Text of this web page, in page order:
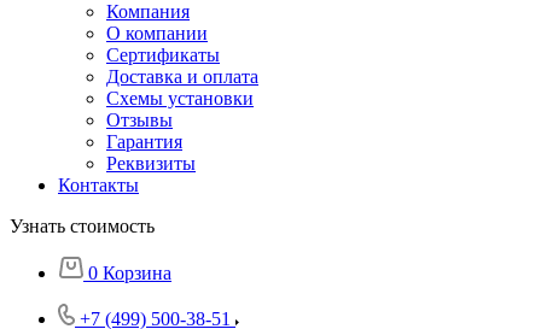
Компания
О компании
Сертификаты
Доставка и оплата
Схемы установки
Отзывы
Гарантия
Реквизиты
Контакты
Узнать стоимость
0 Корзина
+7 (499) 500-38-51